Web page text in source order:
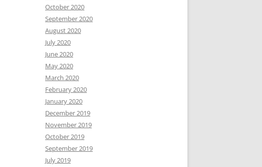
October 2020
September 2020
August 2020
July 2020
June 2020
May 2020
March 2020
February 2020
January 2020
December 2019
November 2019
October 2019
September 2019
July 2019